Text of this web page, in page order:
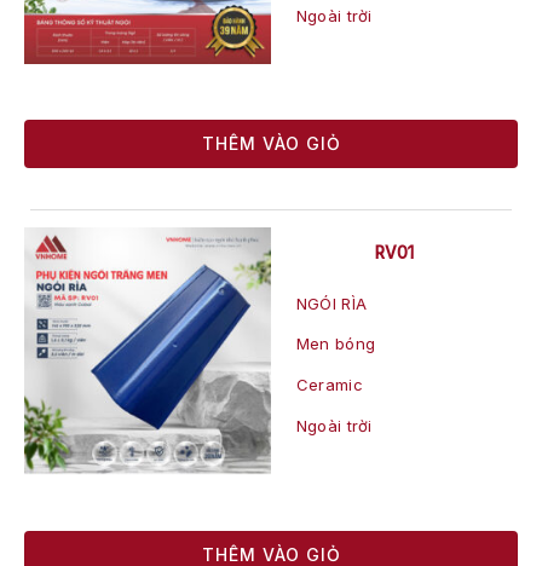
Ngoài trời
THÊM VÀO GIỎ
RV01
NGÓI RÌA
Men bóng
Ceramic
Ngoài trời
THÊM VÀO GIỎ